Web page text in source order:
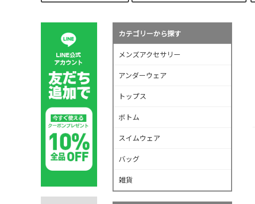
カテゴリーから探す
メンズアクセサリー
アンダーウェア
トップス
ボトム
スイムウェア
バッグ
雑貨